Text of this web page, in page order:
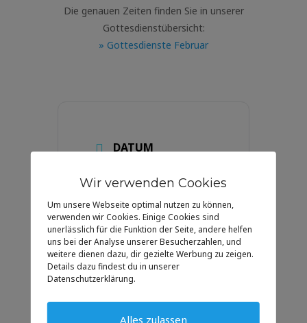
Die genauen Zeiten finden Sie in unserer
Gottesdienstübersicht:
» Gottesdienste Februar
DATUM
Abgelaufen!
UHRZEIT
08:00 - 19:00
KATEGORIE
Wir verwenden Cookies
Um unsere Webseite optimal nutzen zu können,
verwenden wir Cookies. Einige Cookies sind
unerlässlich für die Funktion der Seite, andere helfen
uns bei der Analyse unserer Besucherzahlen, und
weitere dienen dazu, dir gezielte Werbung zu zeigen.
Details dazu findest du in unserer
Datenschutzerklärung.
Alles zulassen